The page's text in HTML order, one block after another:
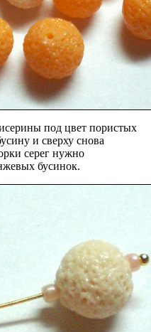
под цвет пористых
и сверху снова
серег нужно
бусинок.